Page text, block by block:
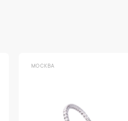
МОСКВА